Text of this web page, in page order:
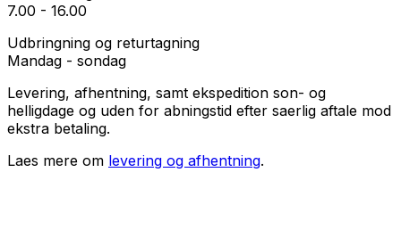
7.00 - 16.00
Udbringning og returtagning
Mandag - sondag
Levering, afhentning, samt ekspedition son- og
helligdage og uden for abningstid efter saerlig aftale mod
ekstra betaling.
Laes mere om levering og afhentning.